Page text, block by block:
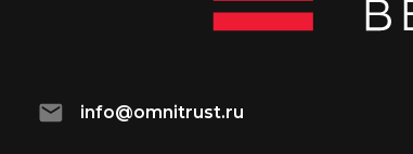
пн-пт с 09:00-18:00